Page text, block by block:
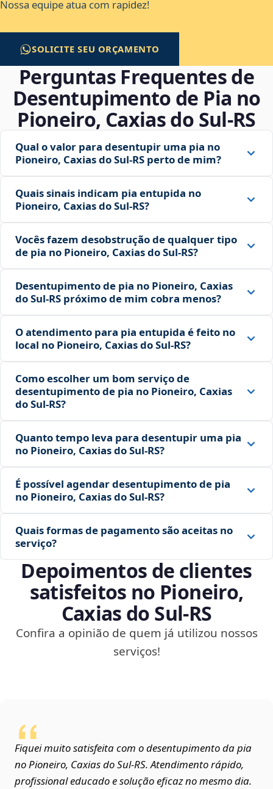
Nossa equipe atua com rapidez!
SOLICITE SEU ORÇAMENTO
Perguntas Frequentes de
Desentupimento de Pia no
Pioneiro, Caxias do Sul‑RS
Qual o valor para desentupir uma pia no
Pioneiro, Caxias do Sul‑RS perto de mim?
Quais sinais indicam pia entupida no
Pioneiro, Caxias do Sul‑RS?
Vocês fazem desobstrução de qualquer tipo
de pia no Pioneiro, Caxias do Sul‑RS?
Desentupimento de pia no Pioneiro, Caxias
do Sul‑RS próximo de mim cobra menos?
O atendimento para pia entupida é feito no
local no Pioneiro, Caxias do Sul‑RS?
Como escolher um bom serviço de
desentupimento de pia no Pioneiro, Caxias
do Sul‑RS?
Quanto tempo leva para desentupir uma pia
no Pioneiro, Caxias do Sul‑RS?
É possível agendar desentupimento de pia
no Pioneiro, Caxias do Sul‑RS?
Quais formas de pagamento são aceitas no
serviço?
Depoimentos de clientes
satisfeitos no Pioneiro,
Caxias do Sul‑RS
Confira a opinião de quem já utilizou nossos
serviços!
Fiquei muito satisfeita com o desentupimento da pia
no Pioneiro, Caxias do Sul‑RS. Atendimento rápido,
profissional educado e solução eficaz no mesmo dia.